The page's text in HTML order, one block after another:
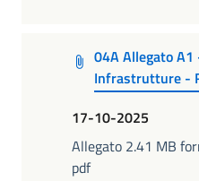
04A Allegato
Infrastrutture -
17-10-2025
Allegato 2.41 MB
pdf